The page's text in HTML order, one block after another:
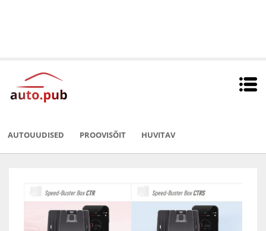
AUTOUUDISED PROOVISÕIT HUVITAV